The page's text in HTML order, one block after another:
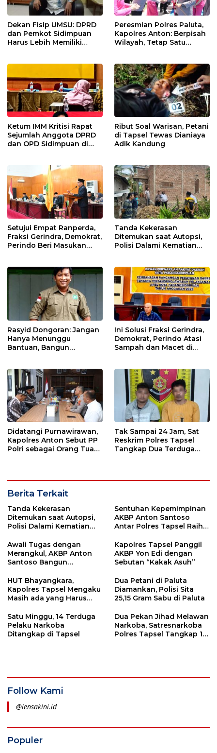
Dekan Fisip UMSU: DPRD
dan Pemkot Sidimpuan
Harus Lebih Memiliki
Peresmian Polres Paluta,
Kapolres Anton: Berpisah
Wilayah, Tetap Satu
Ketum IMM Kritisi Rapat
Sejumlah Anggota DPRD
dan OPD Sidimpuan di
Ribut Soal Warisan, Petani
di Tapsel Tewas Dianiaya
Adik Kandung
Setujui Empat Ranperda,
Fraksi Gerindra, Demokrat,
Perindo Beri Masukan
Tanda Kekerasan
Ditemukan saat Autopsi,
Polisi Dalami Kematian
Rasyid Dongoran: Jangan
Hanya Menunggu
Bantuan, Bangun
Ini Solusi Fraksi Gerindra,
Demokrat, Perindo Atasi
Sampah dan Macet di
Didatangi Purnawirawan,
Kapolres Anton Sebut PP
Polri sebagai Orang Tua
Tak Sampai 24 Jam, Sat
Reskrim Polres Tapsel
Tangkap Dua Terduga
Berita Terkait
Tanda Kekerasan
Ditemukan saat Autopsi,
Polisi Dalami Kematian
Tapsel
Sentuhan Kepemimpinan
AKBP Anton Santoso
Antar Polres Tapsel Raih
Awali Tugas dengan
Merangkul, AKBP Anton
Santoso Bangun
Rakyat
Kapolres Tapsel Panggil
AKBP Yon Edi dengan
Sebutan “Kakak Asuh”
HUT Bhayangkara,
Kapolres Tapsel Mengaku
Masih ada yang Harus
Dua Petani di Paluta
Diamankan, Polisi Sita
25,15 Gram Sabu di Paluta
Satu Minggu, 14 Terduga
Pelaku Narkoba
Ditangkap di Tapsel
Dua Pekan Jihad Melawan
Narkoba, Satresnarkoba
Polres Tapsel Tangkap 14
Follow Kami
@lensakini.id
Populer